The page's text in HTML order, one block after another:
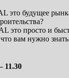
это будущее
это просто и
что вам нужно
11.30